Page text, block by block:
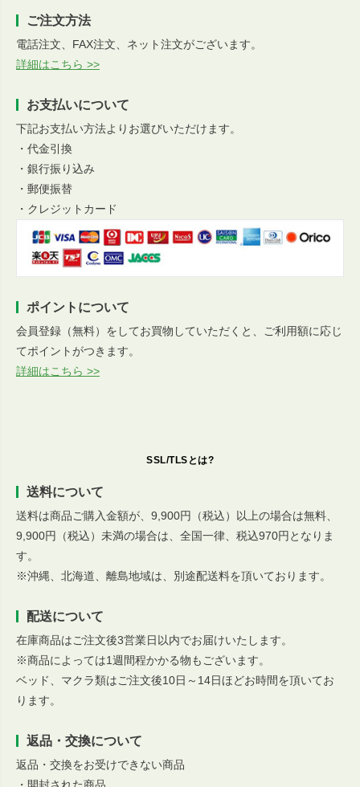
ご注文方法
電話注文、FAX注文、ネット注文がございます。
詳細はこちら >>
お支払いについて
下記お支払い方法よりお選びいただけます。
・代金引換
・銀行振り込み
・郵便振替
・クレジットカード
ポイントについて
会員登録（無料）をしてお買物していただくと、ご利用額に応じ
てポイントがつきます。
詳細はこちら >>
SSL/TLSとは?
送料について
送料は商品ご購入金額が、9,900円（税込）以上の場合は無料、
9,900円（税込）未満の場合は、全国一律、税込970円となりま
す。
※沖縄、北海道、離島地域は、別途配送料を頂いております。
配送について
在庫商品はご注文後3営業日以内でお届けいたします。
※商品によっては1週間程かかる物もございます。
ベッド、マクラ類はご注文後10日～14日ほどお時間を頂いてお
ります。
返品・交換について
返品・交換をお受けできない商品